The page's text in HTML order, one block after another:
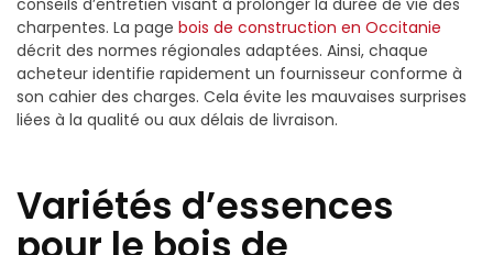
charpentes. La page bois de construction en Occitanie
décrit des normes régionales adaptées. Ainsi, chaque
acheteur identifie rapidement un fournisseur conforme à
son cahier des charges. Cela évite les mauvaises surprises
liées à la qualité ou aux délais de livraison.
Variétés d’essences